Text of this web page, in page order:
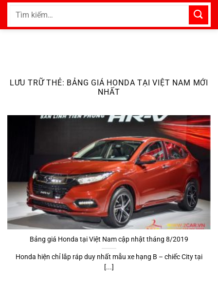
Bỏ
nội
Tìm
LƯU TRỮ THẺ: BẢNG GIÁ HONDA TẠI VIỆT NAM MỚI
NHẤT
Bảng giá Honda tại Việt Nam cập nhật tháng 8/2019
Honda hiện chỉ lắp ráp duy nhất mẫu xe hạng B – chiếc City tại
[...]